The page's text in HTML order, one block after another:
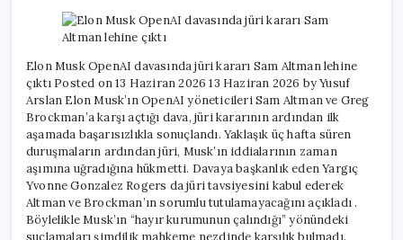
jüri
kararı
Altman
lehine
çıktı
için
Elon Musk OpenAI davasında jüri kararı Sam Altman lehine
çıktı Posted on 13 Haziran 2026 13 Haziran 2026 by Yusuf
Arslan Elon Musk’ın OpenAI yöneticileri Sam Altman ve Greg
Brockman’a karşı açtığı dava, jüri kararının ardından ilk
aşamada başarısızlıkla sonuçlandı. Yaklaşık üç hafta süren
duruşmaların ardından jüri, Musk’ın iddialarının zaman
aşımına uğradığına hükmetti. Davaya başkanlık eden Yargıç
Yvonne Gonzalez Rogers da jüri tavsiyesini kabul ederek
Altman ve Brockman’ın sorumlu tutulamayacağını açıkladı .
Böylelikle Musk’ın “hayır kurumunun çalındığı” yönündeki
suçlamaları şimdilik mahkeme nezdinde karşılık bulmadı.